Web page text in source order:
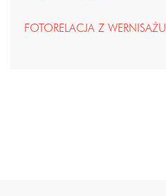
FOTORELACJA Z WERNISAŻU